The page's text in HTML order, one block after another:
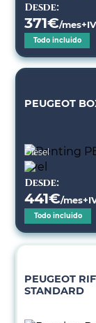
Desde:
371€/
Todo incluido
PEUGEOT
Diésel
Desde:
441€/
Todo incluido
PEUGEOT
STANDARD